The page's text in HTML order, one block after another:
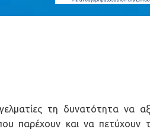
τη δυνατότητα να
παρέχουν και να πετύχουν